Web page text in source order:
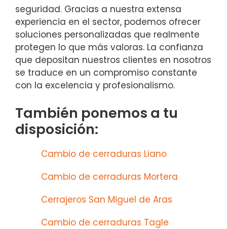
seguridad. Gracias a nuestra extensa
experiencia en el sector, podemos ofrecer
soluciones personalizadas que realmente
protegen lo que más valoras. La confianza
que depositan nuestros clientes en nosotros
se traduce en un compromiso constante
con la excelencia y profesionalismo.
También ponemos a tu
disposición:
Cambio de cerraduras Liano
Cambio de cerraduras Mortera
Cerrajeros San Miguel de Aras
Cambio de cerraduras Tagle